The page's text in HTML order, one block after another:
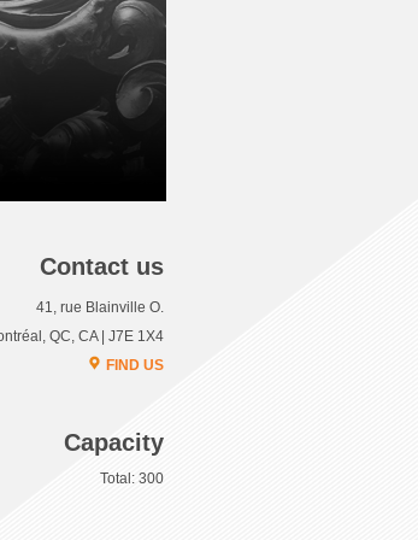
Contact us
41, rue Blainville O.
QC, CA | J7E 1X4
FIND US
Capacity
Total: 300